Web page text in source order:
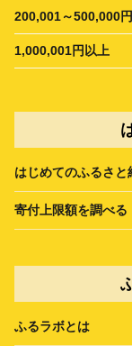
200,001～500,000円
1,000,001円以上
はじめてのふるさと
寄付上限額を調べる
ふるラボとは